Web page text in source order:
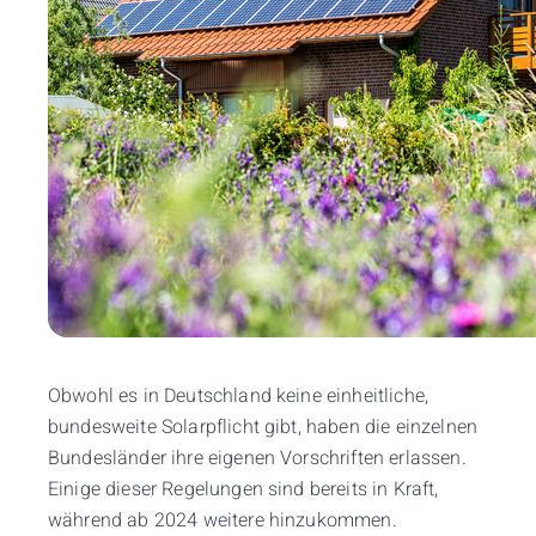
Obwohl es in Deutschland keine einheitliche,
bundesweite Solarpflicht gibt, haben die einzelnen
Bundesländer ihre eigenen Vorschriften erlassen.
Einige dieser Regelungen sind bereits in Kraft,
während ab 2024 weitere hinzukommen.